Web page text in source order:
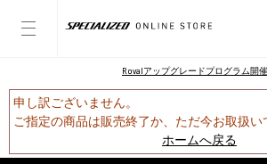
Rovalアップグレードプログラム開
申し訳ございません。
ご指定の商品は販売終了か、ただ今お取扱い
ホームへ戻る